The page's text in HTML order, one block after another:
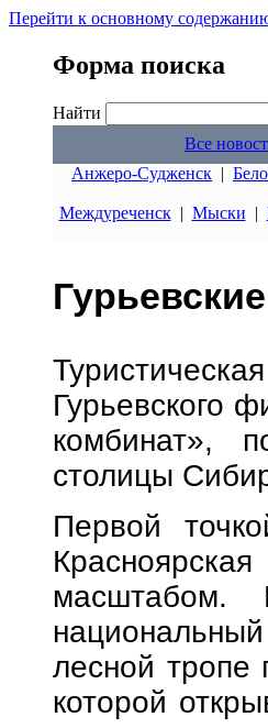
Перейти к основному
Форма поиска
Найти
Все
Анжеро-Судженск |
Междуреченск| Мыски |
Гурьевского
комбинат»,
столицы
Первой
масштабом.
лесной тропе
которой